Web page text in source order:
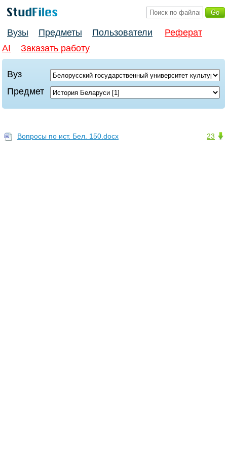
Вузы Предметы Пользователи
Реферат
AI
Заказать работу
Вуз
Предмет
23
Вопросы по ист. Бел. 150.docx